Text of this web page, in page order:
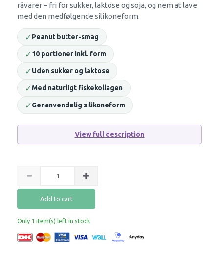
råvarer – fri for sukker, laktose og soja, og nem at lave
med den medfølgende silikoneform.
✓Peanut butter-smag
✓10 portioner inkl. form
✓Uden sukker og laktose
✓Med naturligt fiskekollagen
✓Genanvendelig silikoneform
View full description
Add to cart
Only 1 item(s) left in stock